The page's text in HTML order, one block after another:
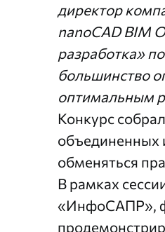
директор
nanoCAD BIM
разработка»
большинство
оптимальным
Конкурс
объединенных
обменяться
В рамках
«ИнфоСАПР»,